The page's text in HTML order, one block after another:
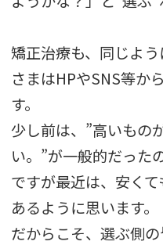
矯正治療も、同じよ
さまはHPやSNS等か
す。
少し前は、”高いもの
い。”が一般的だった
ですが最近は、安く
あるように思います。
だからこそ、選ぶ側